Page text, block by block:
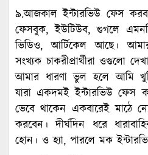
৯.আজকাল ইন্টারভিউ ফেস
ফেসবুক, ইউটিউব, গুগলে
ভিডিও, আর্টিকেল আছে।
সংখ্যক চাকরীপ্রার্থীরা ওগুলো
আমার ধারণা ভুল হলে আমি
যারা একদমই ইন্টারভিউ ফেস
ভেবে থাকেন একবারেই মাঠে
করবেন। দীর্ঘদিন ধরে
হোন। ও হ্যা, পারলে মক